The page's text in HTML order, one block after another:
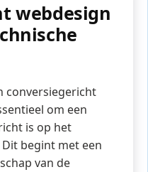
webdesign
conversiegericht
om een
is op het
begint met een
van de